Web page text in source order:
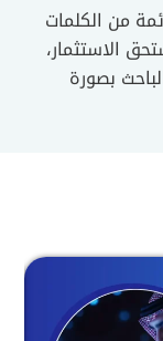
من الكلمات
الاستثمار،
بصورة